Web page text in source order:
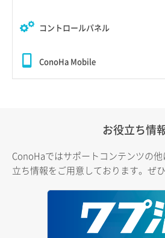
コントロールパネル
ConoHa Mobile
お役立ち情
ConoHaではサポートコンテンツの
立ち情報をご用意しております。ぜ